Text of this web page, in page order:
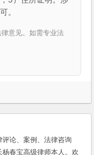
。
意见。如需专业法
论、案例、法律咨询
春宝高级律师本人。欢